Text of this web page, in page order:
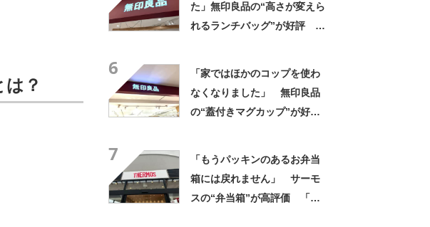
？
た」無印良品の“高さが変えら
れるランチバッグ”が好評
6
「家ではほかのコップを使わ
なくなりました」 無印良品
の“蓋付きマグカップ”が好
7
「もうパッキンのあるお弁当
箱には戻れません」 サーモ
スの“弁当箱”が高評価 「想